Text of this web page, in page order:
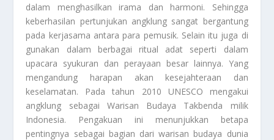
dalam menghasilkan irama dan harmoni. Sehingga
keberhasilan pertunjukan angklung sangat bergantung
pada kerjasama antara para pemusik. Selain itu juga di
gunakan dalam berbagai ritual adat seperti dalam
upacara syukuran dan perayaan besar lainnya. Yang
mengandung harapan akan kesejahteraan dan
keselamatan. Pada tahun 2010 UNESCO mengakui
angklung sebagai Warisan Budaya Takbenda milik
Indonesia. Pengakuan ini menunjukkan betapa
pentingnya sebagai bagian dari warisan budaya dunia